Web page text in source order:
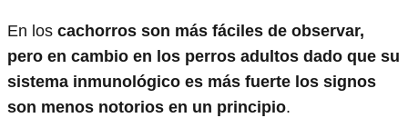
En los cachorros son más fáciles de observar,
pero en cambio en los perros adultos dado que su
sistema inmunológico es más fuerte los signos
son menos notorios en un principio.